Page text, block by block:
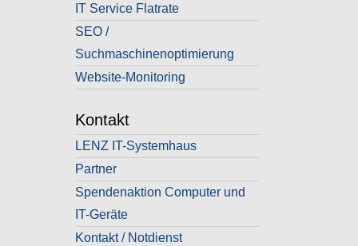
IT Service Flatrate
SEO /
Suchmaschinenoptimierung
Website-Monitoring
Kontakt
LENZ IT-Systemhaus
Partner
Spendenaktion Computer und
IT-Geräte
Kontakt / Notdienst